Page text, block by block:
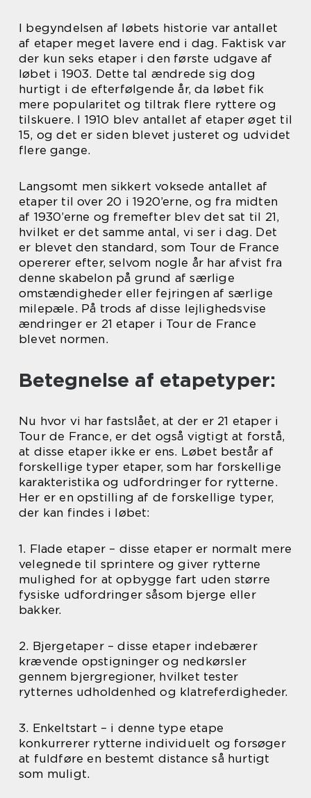
I begyndelsen af løbets historie var antallet
af etaper meget lavere end i dag. Faktisk var
der kun seks etaper i den første udgave af
løbet i 1903. Dette tal ændrede sig dog
hurtigt i de efterfølgende år, da løbet fik
mere popularitet og tiltrak flere ryttere og
tilskuere. I 1910 blev antallet af etaper øget til
15, og det er siden blevet justeret og udvidet
flere gange.
Langsomt men sikkert voksede antallet af
etaper til over 20 i 1920’erne, og fra midten
af 1930’erne og fremefter blev det sat til 21,
hvilket er det samme antal, vi ser i dag. Det
er blevet den standard, som Tour de France
opererer efter, selvom nogle år har afvist fra
denne skabelon på grund af særlige
omstændigheder eller fejringen af særlige
milepæle. På trods af disse lejlighedsvise
ændringer er 21 etaper i Tour de France
blevet normen.
Betegnelse af etapetyper:
Nu hvor vi har fastslået, at der er 21 etaper i
Tour de France, er det også vigtigt at forstå,
at disse etaper ikke er ens. Løbet består af
forskellige typer etaper, som har forskellige
karakteristika og udfordringer for rytterne.
Her er en opstilling af de forskellige typer,
der kan findes i løbet:
1. Flade etaper – disse etaper er normalt mere
velegnede til sprintere og giver rytterne
mulighed for at opbygge fart uden større
fysiske udfordringer såsom bjerge eller
bakker.
2. Bjergetaper – disse etaper indebærer
krævende opstigninger og nedkørsler
gennem bjergregioner, hvilket tester
rytternes udholdenhed og klatreferdigheder.
3. Enkeltstart – i denne type etape
konkurrerer rytterne individuelt og forsøger
at fuldføre en bestemt distance så hurtigt
som muligt.